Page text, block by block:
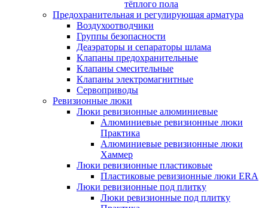
тёплого пола
Предохранительная и регулирующая арматура
Воздухоотводчики
Группы безопасности
Деаэраторы и сепараторы шлама
Клапаны предохранительные
Клапаны смесительные
Клапаны электромагнитные
Сервоприводы
Ревизионные люки
Люки ревизионные алюминиевые
Алюминиевые ревизионные люки
Практика
Алюминиевые ревизионные люки
Хаммер
Люки ревизионные пластиковые
Пластиковые ревизионные люки ERA
Люки ревизионные под плитку
Люки ревизионные под плитку